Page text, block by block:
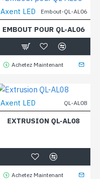
Axent LED Embout-QL-AL06
EMBOUT POUR QL-AL06
Achetez Maintenant
Axent LED QL-AL08
EXTRUSION QL-AL08
Achetez Maintenant